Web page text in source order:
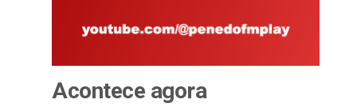
Acontece agora